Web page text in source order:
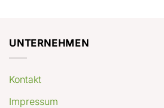
UNTERNEHMEN
Kontakt
Impressum